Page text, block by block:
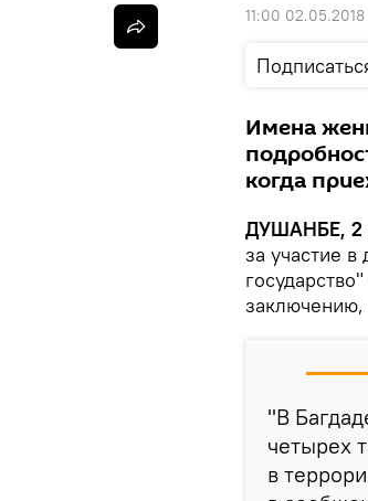
11:00 02.05.2018
Имена
когда
ДУШАНБЕ, 2
за участие
"В
четырех
в